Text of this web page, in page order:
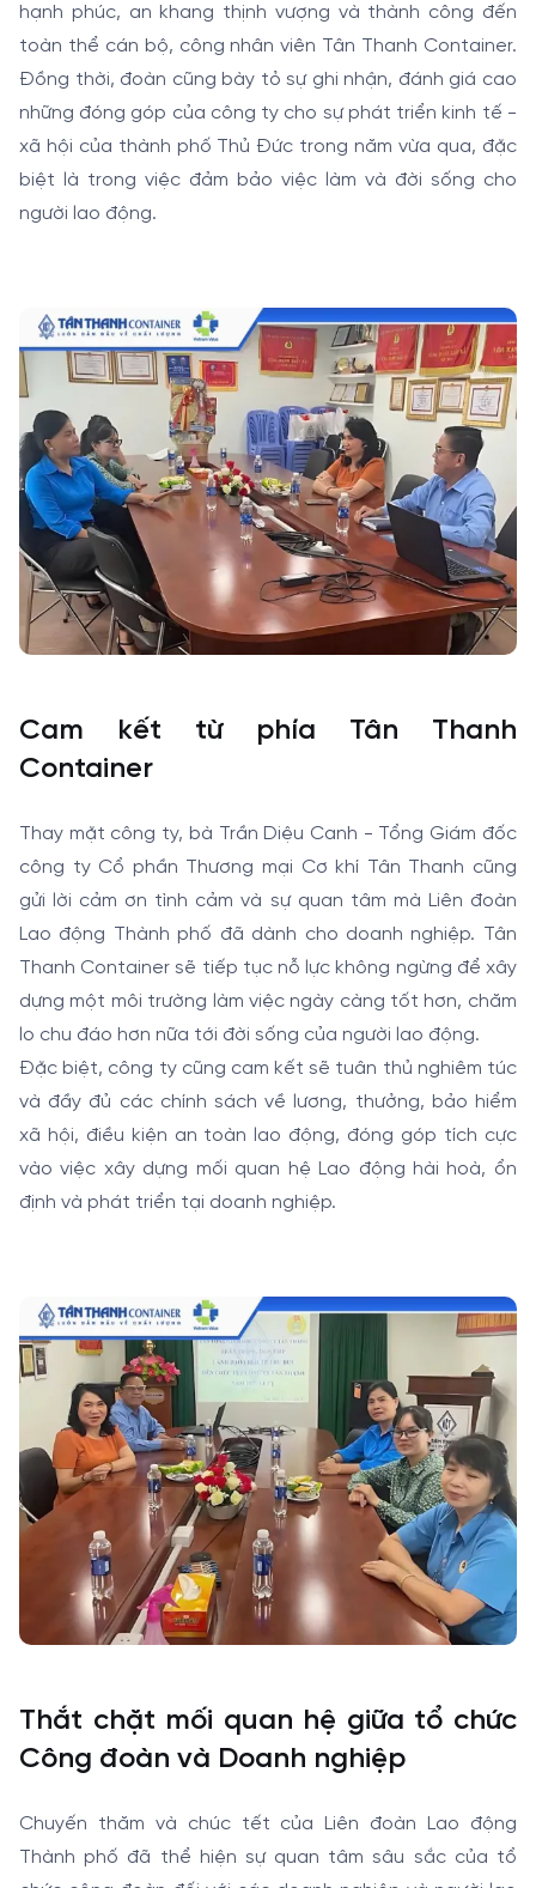
hạnh phúc, an khang thịnh vượng và thành công đến
toàn thể cán bộ, công nhân viên Tân Thanh Container.
Đồng thời, đoàn cũng bày tỏ sự ghi nhận, đánh giá cao
những đóng góp của công ty cho sự phát triển kinh tế -
xã hội của thành phố Thủ Đức trong năm vừa qua, đặc
biệt là trong việc đảm bảo việc làm và đời sống cho
người lao động.
Cam kết từ phía Tân Thanh
Container
Thay mặt công ty, bà Trần Diệu Canh - Tổng Giám đốc
công ty Cổ phần Thương mại Cơ khí Tân Thanh cũng
gửi lời cảm ơn tình cảm và sự quan tâm mà Liên đoàn
Lao động Thành phố đã dành cho doanh nghiệp. Tân
Thanh Container sẽ tiếp tục nỗ lực không ngừng để xây
dựng một môi trường làm việc ngày càng tốt hơn, chăm
lo chu đáo hơn nữa tới đời sống của người lao động.
Đặc biệt, công ty cũng cam kết sẽ tuân thủ nghiêm túc
và đầy đủ các chính sách về lương, thưởng, bảo hiểm
xã hội, điều kiện an toàn lao động, đóng góp tích cực
vào việc xây dựng mối quan hệ Lao động hài hoà, ổn
định và phát triển tại doanh nghiệp.
Thắt chặt mối quan hệ giữa tổ chức
Công đoàn và Doanh nghiệp
Chuyến thăm và chúc tết của Liên đoàn Lao động
Thành phố đã thể hiện sự quan tâm sâu sắc của tổ